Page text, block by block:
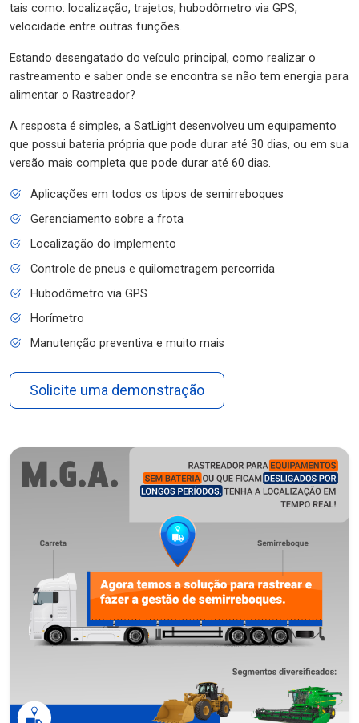
tais como: localização, trajetos, hubodômetro via GPS,
velocidade entre outras funções.
Estando desengatado do veículo principal, como realizar o
rastreamento e saber onde se encontra se não tem energia para
alimentar o Rastreador?
A resposta é simples, a SatLight desenvolveu um equipamento
que possui bateria própria que pode durar até 30 dias, ou em sua
versão mais completa que pode durar até 60 dias.
Aplicações em todos os tipos de semirreboques
Gerenciamento sobre a frota
Localização do implemento
Controle de pneus e quilometragem percorrida
Hubodômetro via GPS
Horímetro
Manutenção preventiva e muito mais
Solicite uma demonstração